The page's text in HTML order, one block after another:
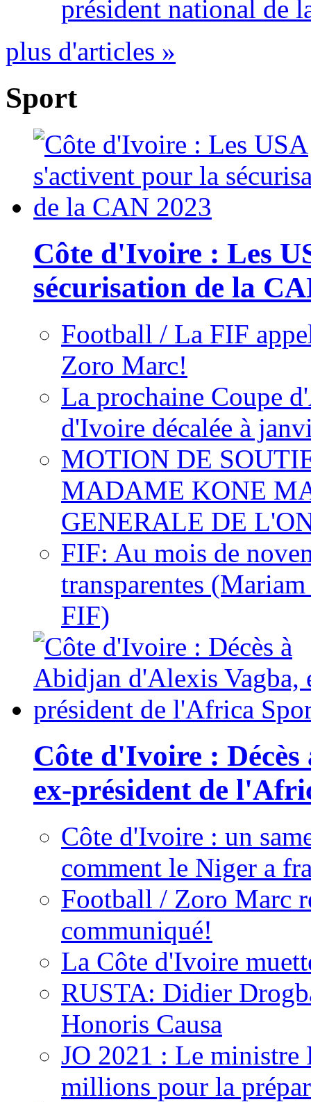
président national de
plus d'articles »
Sport
Côte d'Ivoire : Les
sécurisation de la
Football / La FIF
Zoro Marc!
La prochaine Coupe
d'Ivoire décalée à
MOTION DE
MADAME KONE
GENERALE DE
FIF: Au mois de
transparentes
FIF)
Côte d'Ivoire :
ex-président de
Côte d'Ivoire : un
comment le Niger a
Football / Zoro Marc
communiqué!
La Côte d'Ivoire
RUSTA: Didier
Honoris Causa
JO 2021 : Le ministre
millions pour la